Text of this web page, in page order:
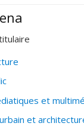
des
la fabrication des
et
et